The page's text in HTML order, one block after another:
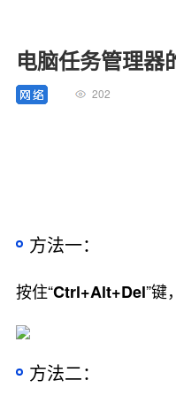
电脑任务管理器
202
方法一：
按住“Ctrl+Alt+Del”键
方法二：